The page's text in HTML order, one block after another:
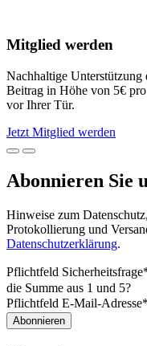
Mitglied werden
Nachhaltige
Beitrag in Höhe von 5€
vor Ihrer Tür.
Jetzt Mitglied werden
Abonnieren Sie
Hinweise zum
Protokollierung und
Datenschutzerklärung.
Pflichtfeld Sicherheitsfrage
die Summe aus 1 und 5?
Pflichtfeld E-Mail-Adresse*
Abonnieren